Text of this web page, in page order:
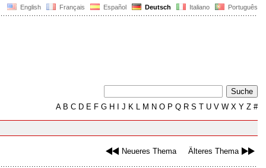
English Français Español Deutsch Italiano Português
AB C D E F G H J K L M N O P Q R S T U V W X Y Z #
Neueres Thema Älteres Thema